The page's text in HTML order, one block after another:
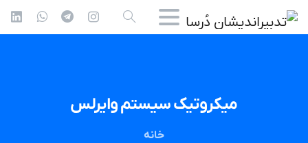
وایرلسسیستممیکروتیک
خانه